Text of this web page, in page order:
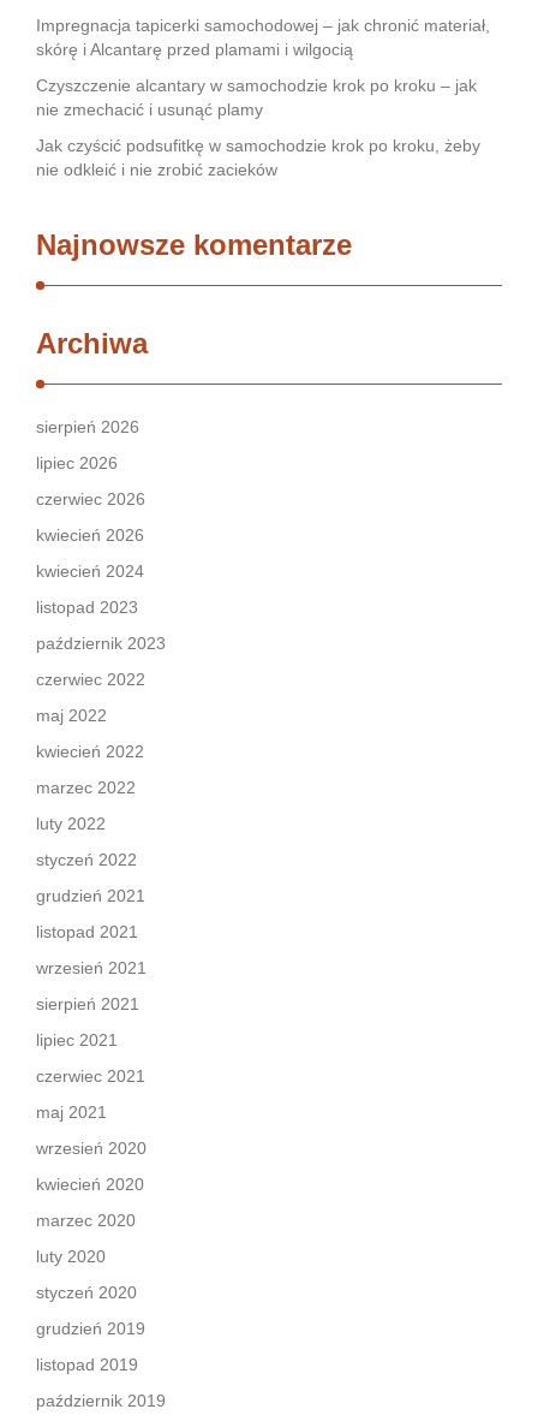
Impregnacja tapicerki samochodowej – jak chronić materiał,
skórę i Alcantarę przed plamami i wilgocią
Czyszczenie alcantary w samochodzie krok po kroku – jak
nie zmechacić i usunąć plamy
Jak czyścić podsufitkę w samochodzie krok po kroku, żeby
nie odkleić i nie zrobić zacieków
Najnowsze komentarze
Archiwa
sierpień 2026
lipiec 2026
czerwiec 2026
kwiecień 2026
kwiecień 2024
listopad 2023
październik 2023
czerwiec 2022
maj 2022
kwiecień 2022
marzec 2022
luty 2022
styczeń 2022
grudzień 2021
listopad 2021
wrzesień 2021
sierpień 2021
lipiec 2021
czerwiec 2021
maj 2021
wrzesień 2020
kwiecień 2020
marzec 2020
luty 2020
styczeń 2020
grudzień 2019
listopad 2019
październik 2019